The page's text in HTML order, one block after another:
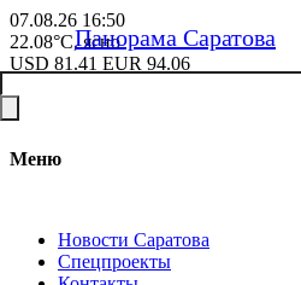
07.08.26 16:50
22.08°C, ясно
USD 81.41 EUR 94.06
Меню
Новости Саратова
Спецпроекты
Панорама Саратова